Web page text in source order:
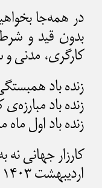
در همه‌جا
بدون قید و
کارگری، مدنی و
زنده باد
زنده باد
زنده باد اول ماه
کارزار جهانی نه
اردیبهشت ۱۴۰۳